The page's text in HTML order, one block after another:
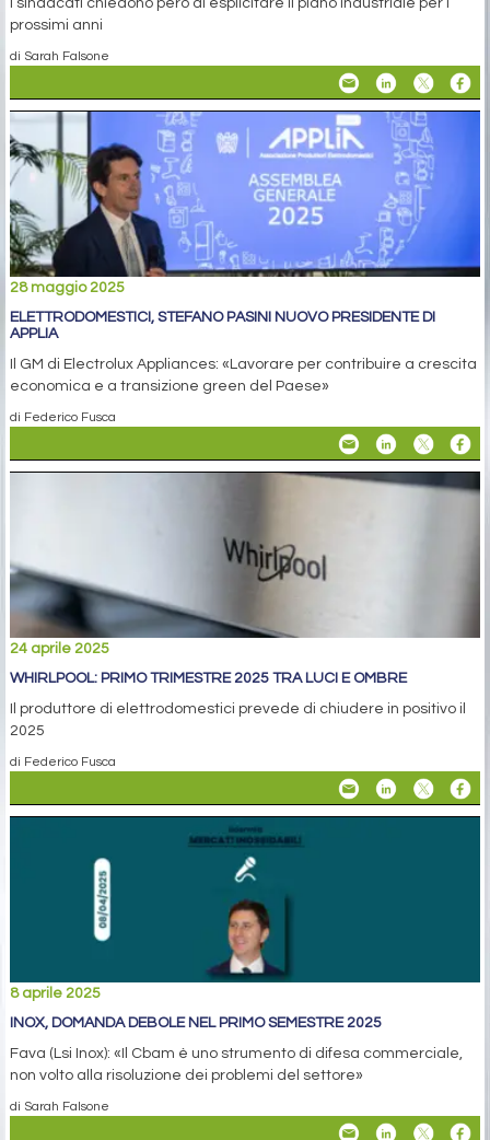
I sindacati chiedono però di esplicitare il piano industriale per i
prossimi anni
di Sarah Falsone
28 maggio 2025
ELETTRODOMESTICI, STEFANO PASINI NUOVO PRESIDENTE DI
APPLIA
Il GM di Electrolux Appliances: «Lavorare per contribuire a crescita
economica e a transizione green del Paese»
di Federico Fusca
24 aprile 2025
WHIRLPOOL: PRIMO TRIMESTRE 2025 TRA LUCI E OMBRE
Il produttore di elettrodomestici prevede di chiudere in positivo il
2025
di Federico Fusca
8 aprile 2025
INOX, DOMANDA DEBOLE NEL PRIMO SEMESTRE 2025
Fava (Lsi Inox): «Il Cbam è uno strumento di difesa commerciale,
non volto alla risoluzione dei problemi del settore»
di Sarah Falsone